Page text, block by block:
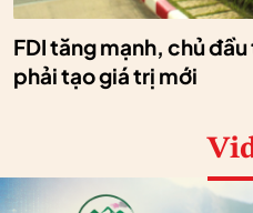
FDI tăng mạnh, chủ
phải tạo giá trị mới